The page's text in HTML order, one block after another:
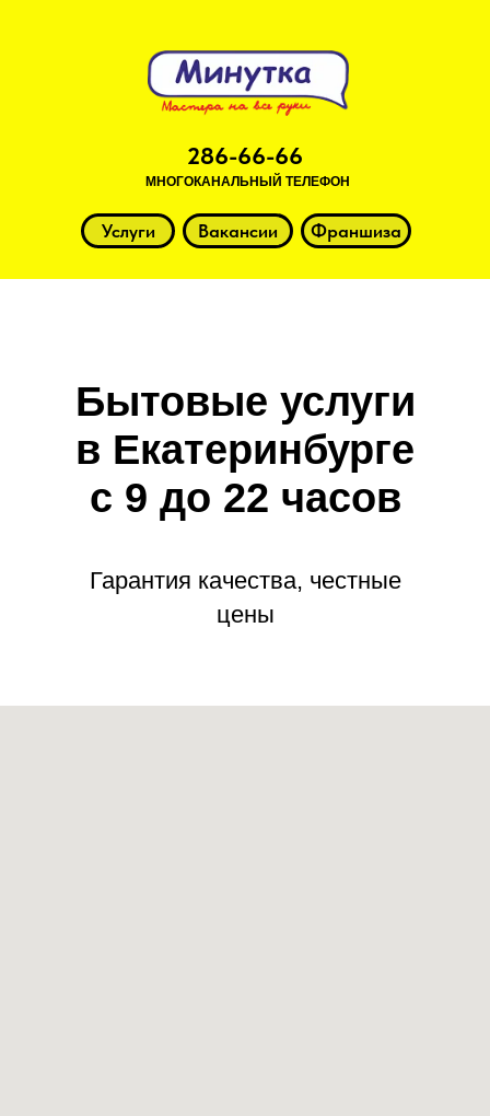
286-66-66
МНОГОКАНАЛЬНЫЙ ТЕЛЕФОН
Услуги Вакансии Франшиза
Бытовые услуги
в Екатеринбурге
с 9 до 22 часов
Гарантия качества, честные
цены